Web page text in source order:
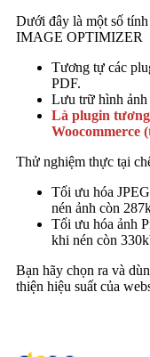
Dưới đây là một số
IMAGE OPTIMIZER
Tương tự các
PDF.
Lưu trữ hình ảnh
Là plugin
Woocommerce
Thử nghiệm thực tại
Tối ưu hóa
nén ảnh còn
Tối ưu hóa ảnh
khi nén còn
Bạn hãy chọn ra và
thiện hiệu suất của